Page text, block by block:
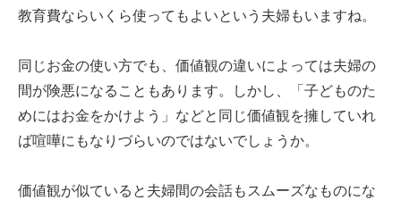
教育費ならいくら使ってもよいという夫婦もいますね。
同じお金の使い方でも、価値観の違いによっては夫婦の
間が険悪になることもあります。しかし、「子どものた
めにはお金をかけよう」などと同じ価値観を擁していれ
ば喧嘩にもなりづらいのではないでしょうか。
価値観が似ていると夫婦間の会話もスムーズなものにな